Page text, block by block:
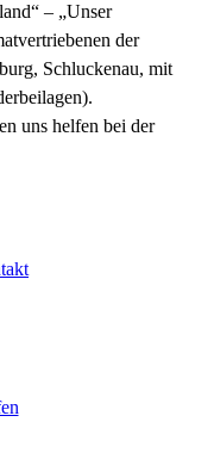
– „Unser
der
Schluckenau, mit
uns helfen bei der
Opens